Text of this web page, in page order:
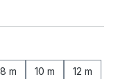
8 m 10 m
12 m